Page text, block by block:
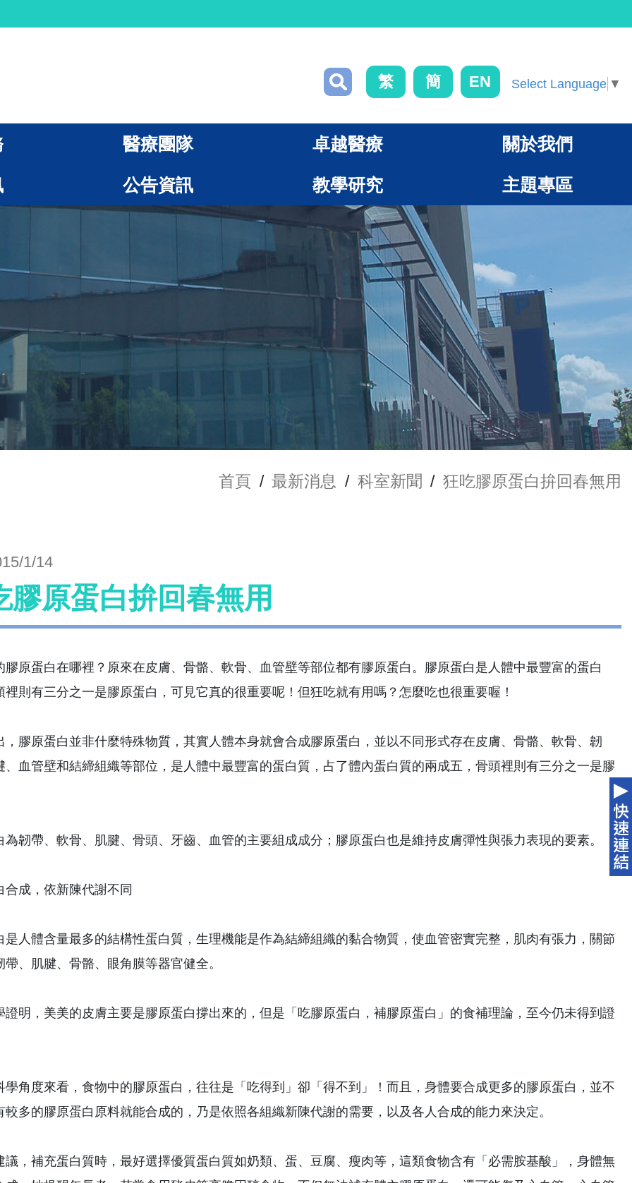
繁 簡 EN Select Language ▼
醫療團隊 卓越醫療 關於我們
公告資訊 教學研究 主題專區
首頁 / 最新消息 / 科室新聞 / 狂吃膠原蛋白拚回春無用
1/14
膠原蛋白拚回春無用
膠原蛋白在哪裡？原來在皮膚、骨骼、軟骨、血管壁等部位都有膠原蛋白。膠原蛋白是人體中最豐富的蛋白
裡則有三分之一是膠原蛋白，可見它真的很重要呢！但狂吃就有用嗎？怎麼吃也很重要喔！
，膠原蛋白並非什麼特殊物質，其實人體本身就會合成膠原蛋白，並以不同形式存在皮膚、骨骼、軟骨、韌
、血管壁和結締組織等部位，是人體中最豐富的蛋白質，占了體內蛋白質的兩成五，骨頭裡則有三分之一是膠
為韌帶、軟骨、肌腱、骨頭、牙齒、血管的主要組成成分；膠原蛋白也是維持皮膚彈性與張力表現的要素。
合成，依新陳代謝不同
是人體含量最多的結構性蛋白質，生理機能是作為結締組織的黏合物質，使血管密實完整，肌肉有張力，關節
帶、肌腱、骨骼、眼角膜等器官健全。
證明，美美的皮膚主要是膠原蛋白撐出來的，但是「吃膠原蛋白，補膠原蛋白」的食補理論，至今仍未得到證
學角度來看，食物中的膠原蛋白，往往是「吃得到」卻「得不到」！而且，身體要合成更多的膠原蛋白，並不
較多的膠原蛋白原料就能合成的，乃是依照各組織新陳代謝的需要，以及各人合成的能力來決定。
議，補充蛋白質時，最好選擇優質蛋白質如奶類、蛋、豆腐、瘦肉等，這類食物含有「必需胺基酸」，身體無